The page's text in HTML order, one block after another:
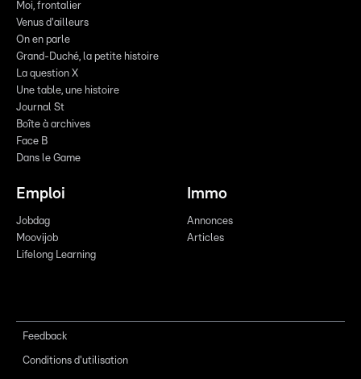
Moi, frontalier
Venus d'ailleurs
On en parle
Grand-Duché, la petite histoire
La question X
Une table, une histoire
Journal St
Boîte à archives
Face B
Dans le Game
Emploi
Jobdag
Moovijob
Lifelong Learning
Immo
Annonces
Articles
Feedback
Conditions d'utilisation